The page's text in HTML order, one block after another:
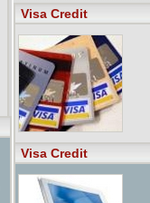
Visa Credit
Visa Credit